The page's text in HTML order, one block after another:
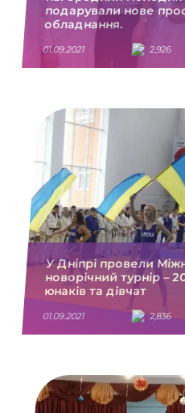
подарували нове
обладнання.
01.09.2021 2,926
У Дніпрі провели
новорічний турнір –
юнаків та дівчат
01.09.2021 2,836